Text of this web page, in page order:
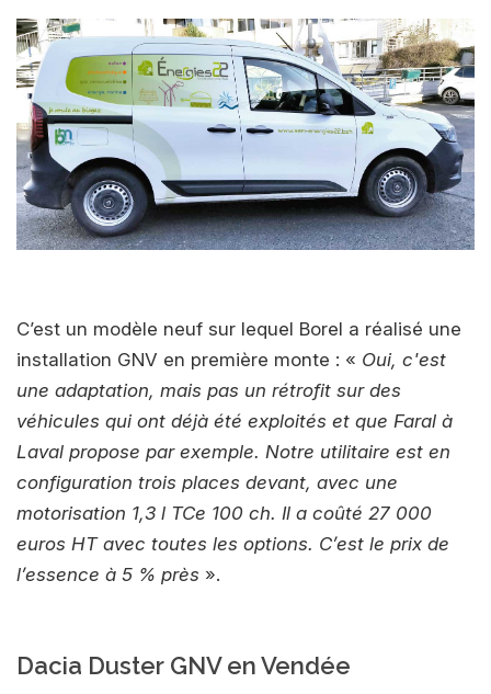
C’est un modèle neuf sur lequel Borel a réalisé une
installation GNV en première monte : « Oui, c'est
une adaptation, mais pas un rétrofit sur des
véhicules qui ont déjà été exploités et que Faral à
Laval propose par exemple. Notre utilitaire est en
configuration trois places devant, avec une
motorisation 1,3 l TCe 100 ch. Il a coûté 27 000
euros HT avec toutes les options. C’est le prix de
l’essence à 5 % près ».
Dacia Duster GNV en Vendée